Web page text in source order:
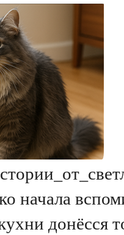
начала
донёсся